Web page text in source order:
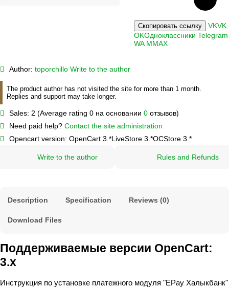
Скопировать ссылку VKVK
OKОдноклассники Telegram
WA MMAX
Author: toporchillo Write to the author
The product author has not visited the site for more than 1 month.
Replies and support may take longer.
Sales: 2 (Average rating 0 на основании 0 отзывов)
Need paid help? Contact the site administration
Opencart version: OpenCart 3.*LiveStore 3.*OCStore 3.*
Write to the author Rules and Refunds
Description Specification Reviews (0)
Download Files
Поддерживаемые версии OpenCart:
3.x
Инструкция по установке платежного модуля "EPay Халыкбанк"